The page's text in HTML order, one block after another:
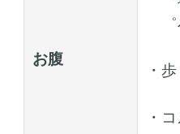
お腹
゜
・
・